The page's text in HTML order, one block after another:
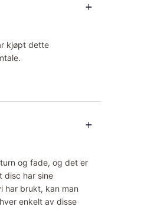
kjøpt dette
og fade, og det er
disc har sine
har brukt, kan man
enkelt av disse